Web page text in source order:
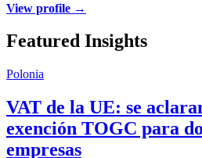
View profile →
Featured Insights
Polonia
VAT de la UE: se
exención TOGC para
empresas